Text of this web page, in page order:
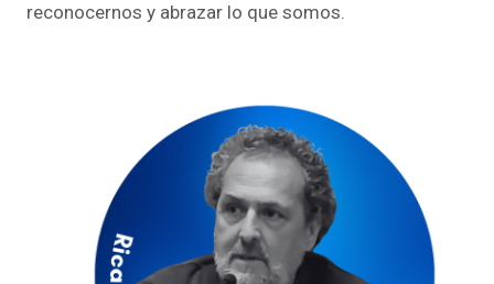
reconocernos y abrazar lo que somos.